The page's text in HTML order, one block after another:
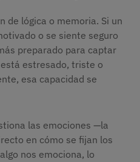
de lógica o memoria. Si un
o se siente seguro
preparado para captar
estresado, triste o
esa capacidad se
las emociones —la
en cómo se fijan los
nos emociona, lo